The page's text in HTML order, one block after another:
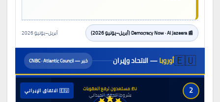
📰 Democracy Now · Al Jazeera (أبريل–يونيو 2026) أبريل–يونيو 2026
🇪🇺أوروبا— الاتحاد وإيران خبر — CNBC · Atlantic Council
EU: مستعدون لرفع العقوبات
بشروط التحقق الميداني 2 🇪🇺 الاتفاق الإيراني